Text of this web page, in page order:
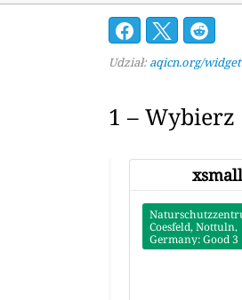
Udział: aqicn.org/
1 –
xsmall
Coesfeld, Nottuln,
Germany: Good3